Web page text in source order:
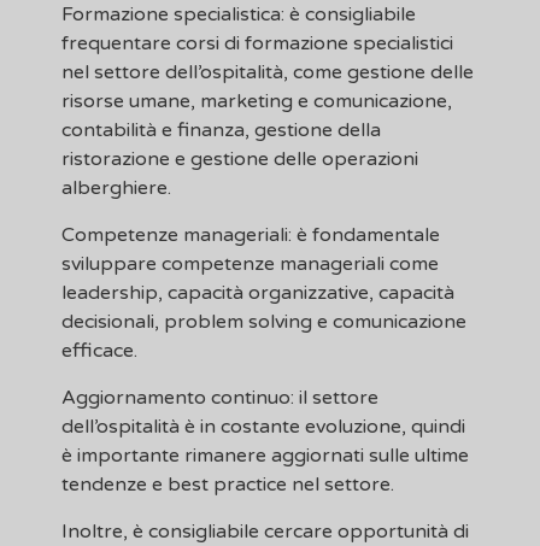
Formazione specialistica: è consigliabile
frequentare corsi di formazione specialistici
nel settore dell’ospitalità, come gestione delle
risorse umane, marketing e comunicazione,
contabilità e finanza, gestione della
ristorazione e gestione delle operazioni
alberghiere.
Competenze manageriali: è fondamentale
sviluppare competenze manageriali come
leadership, capacità organizzative, capacità
decisionali, problem solving e comunicazione
efficace.
Aggiornamento continuo: il settore
dell’ospitalità è in costante evoluzione, quindi
è importante rimanere aggiornati sulle ultime
tendenze e best practice nel settore.
Inoltre, è consigliabile cercare opportunità di